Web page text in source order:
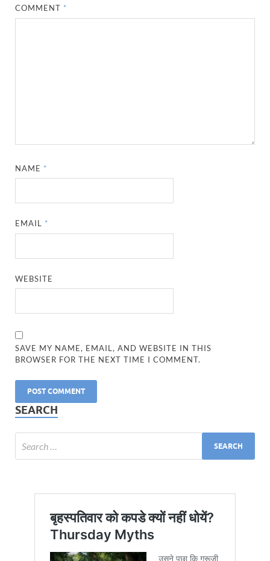
COMMENT *
NAME *
EMAIL *
WEBSITE
SAVE MY NAME, EMAIL, AND WEBSITE IN THIS
BROWSER FOR THE NEXT TIME I COMMENT.
SEARCH